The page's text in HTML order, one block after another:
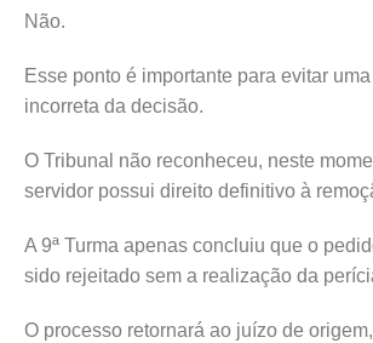
Não.
Esse ponto é importante para evitar
incorreta da decisão.
O Tribunal não reconheceu, neste
servidor possui direito definitivo à
A 9ª Turma apenas concluiu que o
sido rejeitado sem a realização da
O processo retornará ao juízo de